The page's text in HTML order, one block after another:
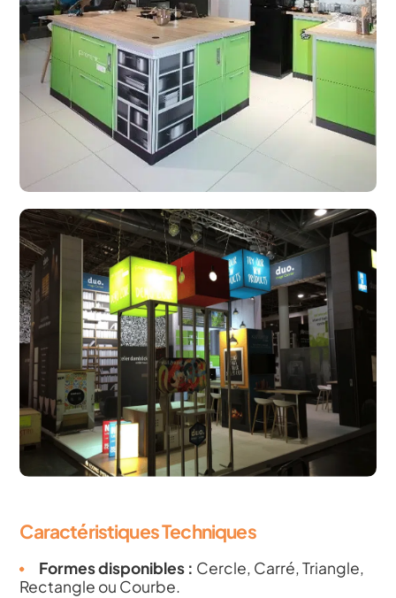
Caractéristiques Techniques
Formes disponibles : Cercle, Carré, Triangle,
Rectangle ou Courbe.